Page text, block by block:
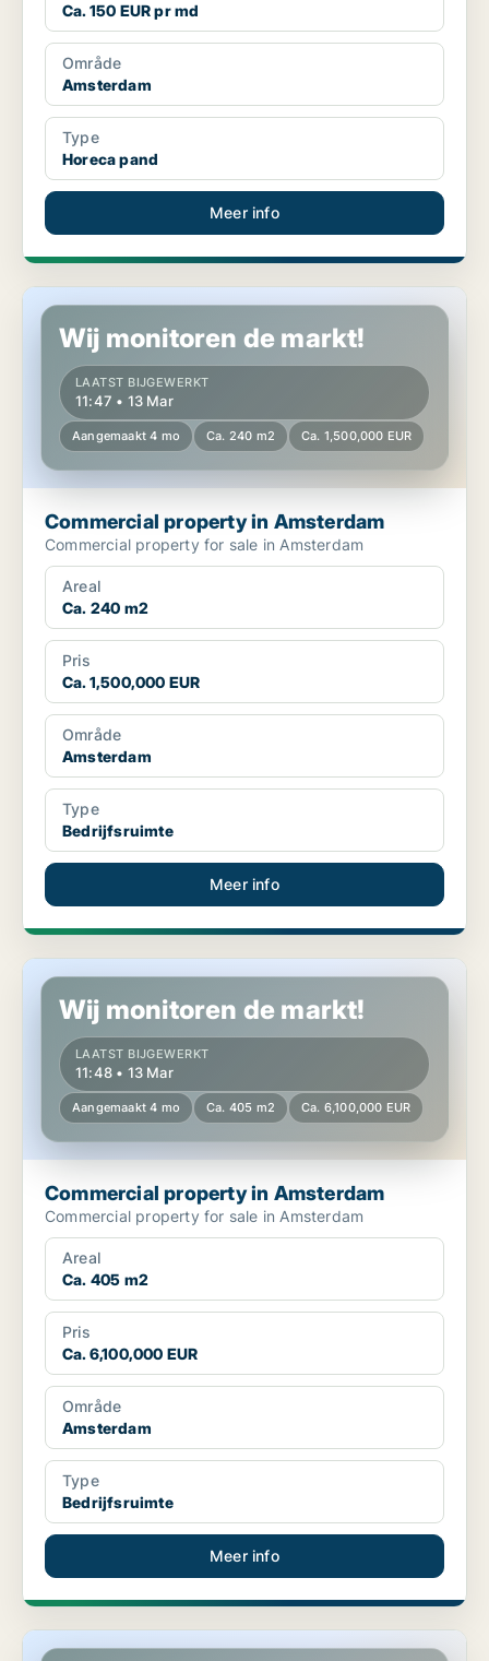
Ca. 150 EUR pr md
Område
Amsterdam
Type
Horeca pand
Meer info
Commercial property in Amsterdam
Wij monitoren de markt!
LAATST BIJGEWERKT
11:47 • 13 Mar
Aangemaakt 4 mo Ca. 240 m2 Ca. 1,500,000 EUR
Commercial property in Amsterdam
Commercial property for sale in Amsterdam
Areal
Ca. 240 m2
Pris
Ca. 1,500,000 EUR
Område
Amsterdam
Type
Bedrijfsruimte
Meer info
Commercial property in Amsterdam
Wij monitoren de markt!
LAATST BIJGEWERKT
11:48 • 13 Mar
Aangemaakt 4 mo Ca. 405 m2 Ca. 6,100,000 EUR
Commercial property in Amsterdam
Commercial property for sale in Amsterdam
Areal
Ca. 405 m2
Pris
Ca. 6,100,000 EUR
Område
Amsterdam
Type
Bedrijfsruimte
Meer info
Winkel in Amsterdam